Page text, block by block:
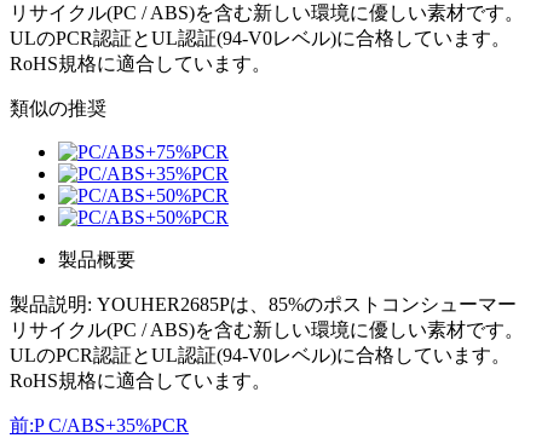
リサイクル(PC / ABS)を含む新しい環境に優しい素材です。
ULのPCR認証とUL認証(94-V0レベル)に合格しています。
RoHS規格に適合しています。
類似の推奨
製品概要
製品説明: YOUHER2685Pは、85%のポストコンシューマー
リサイクル(PC / ABS)を含む新しい環境に優しい素材です。
ULのPCR認証とUL認証(94-V0レベル)に合格しています。
RoHS規格に適合しています。
前:P C/ABS+35%PCR